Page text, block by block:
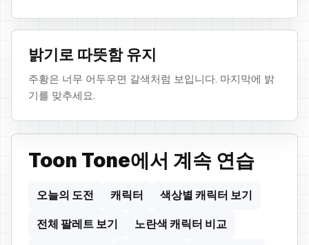
밝기로 따뜻함 유지
주황은 너무 어두우면 갈색처럼 보입니다. 마지막에 밝
기를 맞추세요.
Toon Tone에서 계속 연습
오늘의 도전 캐릭터
색상별 캐릭터 보기
전체 팔레트 보기
노란색 캐릭터 비교